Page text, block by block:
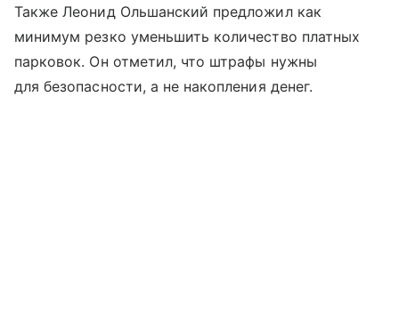
Также Леонид Ольшанский предложил как
минимум резко уменьшить количество платных
парковок. Он отметил, что штрафы нужны
для безопасности, а не накопления денег.